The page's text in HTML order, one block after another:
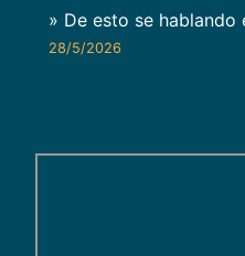
» De esto se
28/5/2026